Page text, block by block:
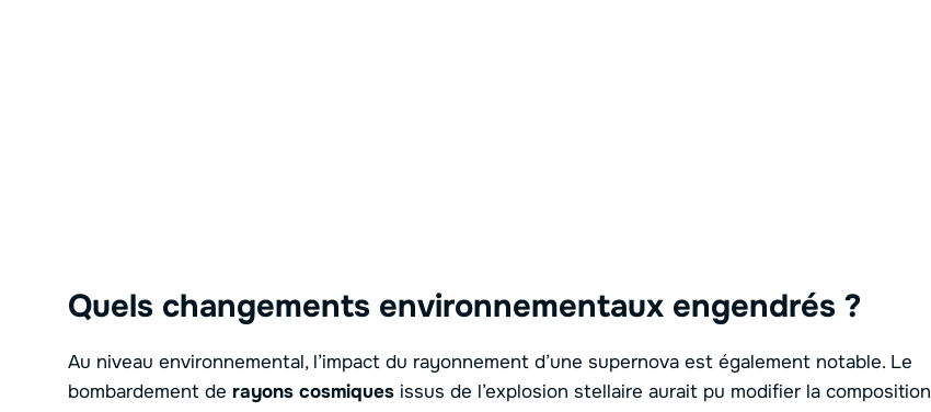
Quels changements environnementaux engendrés ?
Au niveau environnemental, l’impact du rayonnement d’une supernova est également notable. Le
bombardement de rayons cosmiques issus de l’explosion stellaire aurait pu modifier la composition